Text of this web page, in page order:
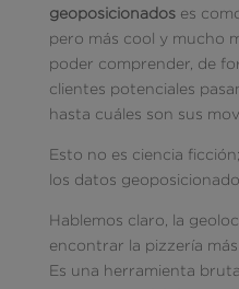
geoposicionadoses
pero más cool y mucho
poder comprender, de
clientes potenciales
hasta cuáles son sus
Esto no es ciencia
los datos
Hablemos claro, la
encontrar la pizzería
Es una herramienta